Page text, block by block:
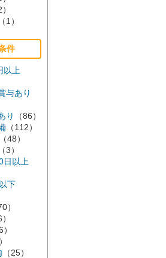
（1）
件
以上
与あり
り
（86）
（112）
（48）
（3）
日以上
下
）
）
（25）